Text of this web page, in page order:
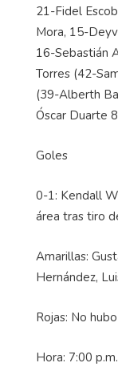
21-Fidel
Mora, 15-
16-Sebastián
Torres (42-
(39-Alberth
Óscar Duarte
Goles
0-1: Kendall
área tras tiro
Amarillas:
Hernández,
Rojas: No hubo
Hora: 7:00 p.m.